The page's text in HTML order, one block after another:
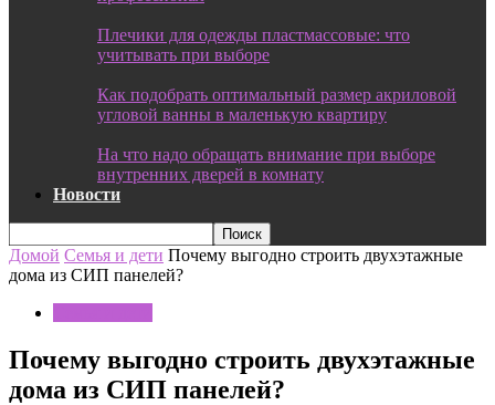
Плечики для одежды пластмассовые: что
учитывать при выборе
Как подобрать оптимальный размер акриловой
угловой ванны в маленькую квартиру
На что надо обращать внимание при выборе
внутренних дверей в комнату
Новости
Домой Семья и дети Почему выгодно строить двухэтажные
дома из СИП панелей?
Почему выгодно строить двухэтажные
дома из СИП панелей?